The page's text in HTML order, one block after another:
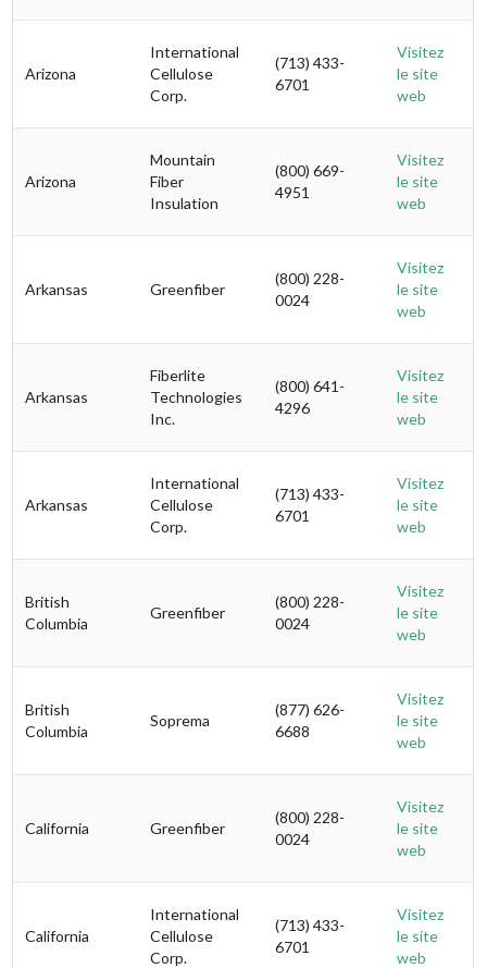
Arizona
International
Cellulose
Corp.
(713) 433-
6701
Visitez
le site
web
Arizona
Mountain
Fiber
Insulation
(800) 669-
4951
Visitez
le site
web
Arkansas Greenfiber
(800) 228-
0024
Visitez
le site
web
Arkansas
Fiberlite
Technologies
Inc.
(800) 641-
4296
Visitez
le site
web
Arkansas
International
Cellulose
Corp.
(713) 433-
6701
Visitez
le site
web
British
Columbia
Greenfiber
(800) 228-
0024
Visitez
le site
web
British
Columbia
Soprema
(877) 626-
6688
Visitez
le site
web
California Greenfiber
(800) 228-
0024
Visitez
le site
web
California
International
Cellulose
Corp.
(713) 433-
6701
Visitez
le site
web